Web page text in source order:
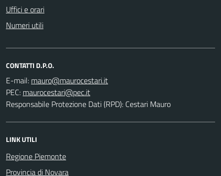
Uffici e orari
Numeri utili
CONTATTI D.P.O.
E-mail:
PEC:
Responsabile Protezione Dati (RPD): Cestari Mauro
LINK UTILI
Regione Piemonte
Provincia di Novara